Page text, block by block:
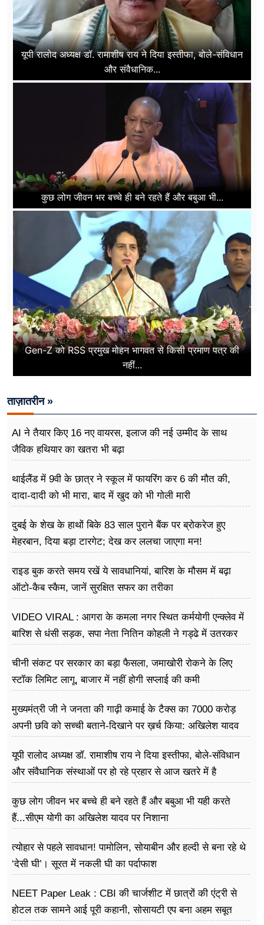
यूपी रालोद अध्यक्ष डॉ. रामाशीष राय ने दिया इस्तीफा, बोले-संविधान
और संवैधानिक...
कुछ लोग जीवन भर बच्चे ही बने रहते हैं और बबुआ भी...
Gen-Z को RSS प्रमुख मोहन भागवत से किसी प्रमाण पत्र की
नहीं...
ताज़ातरीन »
AI ने तैयार किए 16 नए वायरस, इलाज की नई उम्मीद के साथ
जैविक हथियार का खतरा भी बढ़ा
थाईलैंड में 9वी के छात्र ने स्कूल में फायरिंग कर 6 की मौत की,
दादा-दादी को भी मारा, बाद में खुद को भी गोली मारी
दुबई के शेख के हाथों बिके 83 साल पुराने बैंक पर ब्रोकरेज हुए
मेहरबान, दिया बड़ा टारगेट; देख कर ललचा जाएगा मन!
राइड बुक करते समय रखें ये सावधानियां, बारिश के मौसम में बढ़ा
ऑटो-कैब स्कैम, जानें सुरक्षित सफर का तरीका
VIDEO VIRAL : आगरा के कमला नगर स्थित कर्मयोगी एन्क्लेव में
बारिश से धंसी सड़क, सपा नेता नितिन कोहली ने गड्ढे में उतरकर
चीनी संकट पर सरकार का बड़ा फैसला, जमाखोरी रोकने के लिए
स्टॉक लिमिट लागू, बाजार में नहीं होगी सप्लाई की कमी
मुख्यमंत्री जी ने जनता की गाढ़ी कमाई के टैक्स का 7000 करोड़
अपनी छवि को सच्ची बताने-दिखाने पर ख़र्च किया: अखिलेश यादव
यूपी रालोद अध्यक्ष डॉ. रामाशीष राय ने दिया इस्तीफा, बोले-संविधान
और संवैधानिक संस्थाओं पर हो रहे प्रहार से आज खतरे में है
कुछ लोग जीवन भर बच्चे ही बने रहते हैं और बबुआ भी यही करते
हैं...सीएम योगी का अखिलेश यादव पर निशाना
त्योहार से पहले सावधान! पामोलिन, सोयाबीन और हल्दी से बना रहे थे
‘देसी घी’। सूरत में नकली घी का पर्दाफाश
NEET Paper Leak : CBI की चार्जशीट में छात्रों की एंट्री से
होटल तक सामने आई पूरी कहानी, सोसायटी एप बना अहम सबूत